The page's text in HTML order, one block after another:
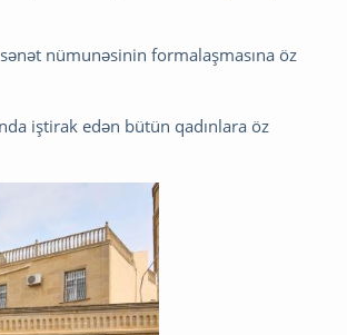
nümunəsinin formalaşmasına öz
iştirak edən bütün qadınlara öz